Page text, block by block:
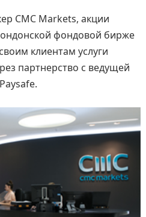
CMC Markets, акции
фондовой бирже
клиентам услуги
партнерство с ведущей